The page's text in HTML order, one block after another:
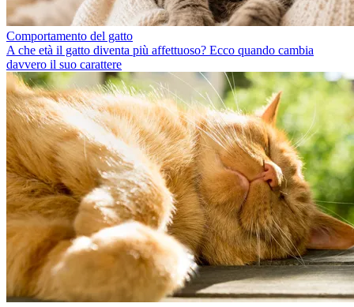
Comportamento del gatto
A che età il gatto diventa più affettuoso? Ecco quando cambia
davvero il suo carattere